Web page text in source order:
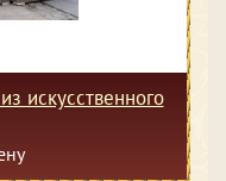
искусственного